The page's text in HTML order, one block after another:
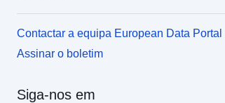
Contactar a equipa European Data Portal
Assinar o boletim
Siga-nos em